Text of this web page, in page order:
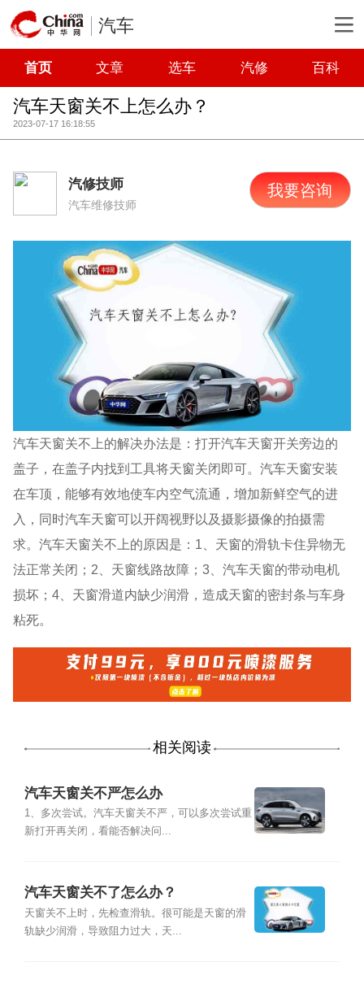
汽车
首页 文章 选车 汽修 百科
汽车天窗关不上怎么办？
2023-07-17 16:18:55
汽修技师
汽车维修技师
我要咨询
汽车天窗关不上的解决办法是：打开汽车天窗开关旁边的
盖子，在盖子内找到工具将天窗关闭即可。汽车天窗安装
在车顶，能够有效地使车内空气流通，增加新鲜空气的进
入，同时汽车天窗可以开阔视野以及摄影摄像的拍摄需
求。汽车天窗关不上的原因是：1、天窗的滑轨卡住异物无
法正常关闭；2、天窗线路故障；3、汽车天窗的带动电机
损坏；4、天窗滑道内缺少润滑，造成天窗的密封条与车身
粘死。
相关阅读
汽车天窗关不严怎么办
1、多次尝试。汽车天窗关不严，可以多次尝试重
新打开再关闭，看能否解决问...
汽车天窗关不了怎么办？
天窗关不上时，先检查滑轨。很可能是天窗的滑
轨缺少润滑，导致阻力过大，天...